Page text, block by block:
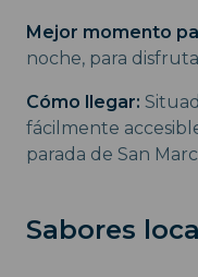
Mejor momento
noche, para
Cómo llegar:
fácilmente
parada de San
Sabores